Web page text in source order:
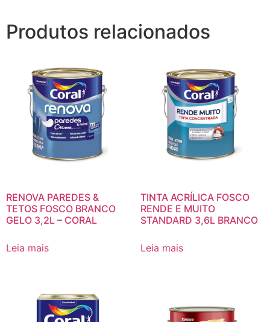
Produtos relacionados
RENOVA PAREDES &
TETOS FOSCO BRANCO
GELO 3,2L – CORAL
Leia mais
TINTA ACRÍLICA FOSCO
RENDE E MUITO
STANDARD 3,6L BRANCO
Leia mais